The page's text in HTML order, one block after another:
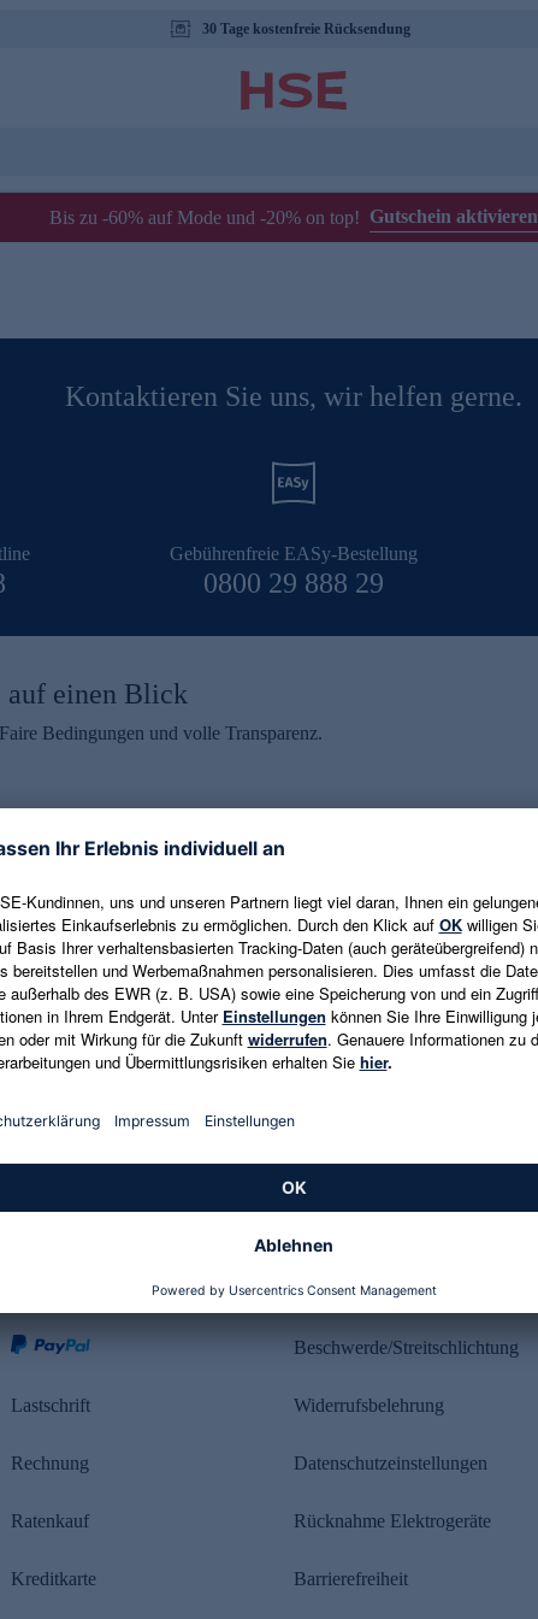
30 Tage kostenfreie Rücksendung
Bis zu -60% auf Mode und -20% on top! Gutschein aktivieren
Kontaktieren Sie uns, wir helfen gerne.
Gebührenfreie EASy-Bestellung
0800 29 888 29
auf einen Blick
Bedingungen und volle Transparenz.
erhalten
und aktuelle Trends,
Als Dankeschön
Eine Abmeldung ist jederzeit in
E-Mail-Adresse eingeben
Es gelten die Datenschutzrichtlinien
Lastschrift
Rechnung
Ratenkauf
Kreditkarte
Rechtliches
Beschwerde/Streitschlichtung
Widerrufsbelehrung
Datenschutzeinstellungen
Rücknahme Elektrogeräte
Barrierefreiheit